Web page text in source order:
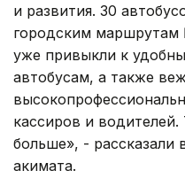
и развития. 30
городским
уже привыкли к
автобусам, а также
кассиров и
больше», - рассказали
акимата.